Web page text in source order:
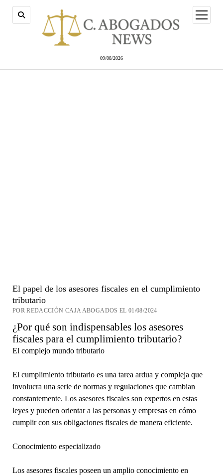
09/08/2026
abrir
menú
El papel de los asesores fiscales en el cumplimiento
tributario
POR REDACCIÓN CAJA ABOGADOS EL 01/08/2024
¿Por qué son indispensables los asesores
fiscales para el cumplimiento tributario?
El complejo mundo tributario
El cumplimiento tributario es una tarea ardua y compleja que
involucra una serie de normas y regulaciones que cambian
constantemente. Los asesores fiscales son expertos en estas
leyes y pueden orientar a las personas y empresas en cómo
cumplir con sus obligaciones fiscales de manera eficiente.
Conocimiento especializado
Los asesores fiscales poseen un amplio conocimiento en